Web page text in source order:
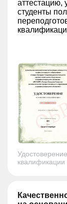
студенты
квалификации